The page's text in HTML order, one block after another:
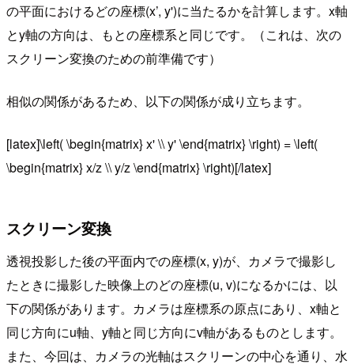
の平面におけるどの座標(x’, y')に当たるかを計算します。x軸
とy軸の方向は、もとの座標系と同じです。（これは、次の
スクリーン変換のための前準備です）
相似の関係があるため、以下の関係が成り立ちます。
[latex]\left( \begin{matrix} x' \\ y' \end{matrix} \right) = \left(
\begin{matrix} x/z \\ y/z \end{matrix} \right)[/latex]
スクリーン変換
透視投影した後の平面内での座標(x, y)が、カメラで撮影し
たときに撮影した映像上のどの座標(u, v)になるかには、以
下の関係があります。カメラは座標系の原点にあり、x軸と
同じ方向にu軸、y軸と同じ方向にv軸があるものとします。
また、今回は、カメラの光軸はスクリーンの中心を通り、水